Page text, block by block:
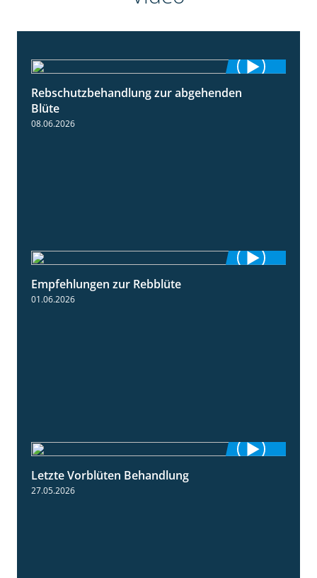
3:06
Rebschutzbehandlung zur abgehenden
Blüte
08.06.2026
Empfehlungen zur Rebblüte
01.06.2026
Letzte Vorblüten Behandlung
27.05.2026